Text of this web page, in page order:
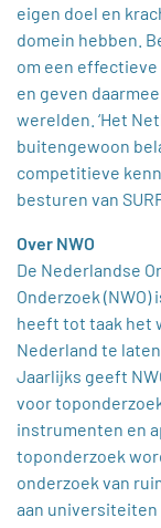
eigen doel en
domein hebben.
om een
en geven
werelden. ‘Het
buitengewoon
competitieve
besturen van
Over NWO
De Nederlandse
Onderzoek
heeft tot taak het
Nederland te
Jaarlijks geeft
voor
instrumenten en
toponderzoek
onderzoek van
aan universiteiten